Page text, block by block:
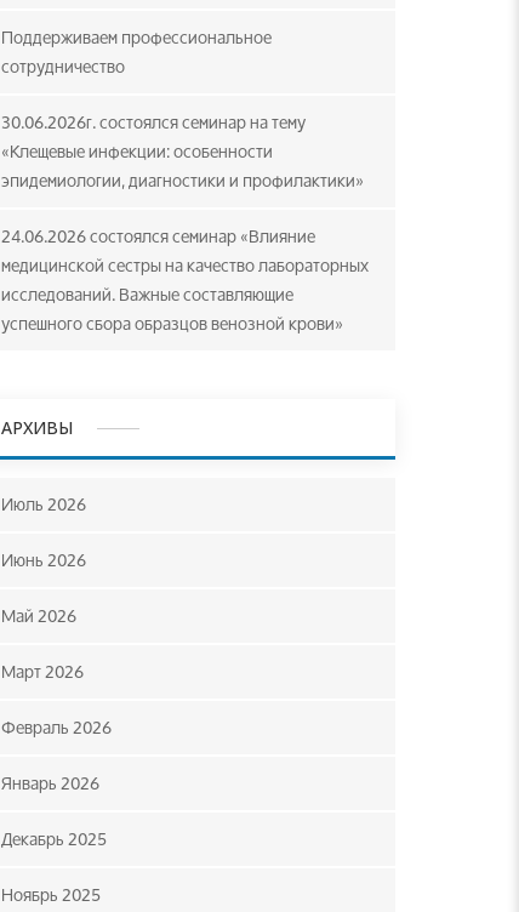
Поддерживаем профессиональное
сотрудничество
30.06.2026г. состоялся семинар на тему
«Клещевые инфекции: особенности
эпидемиологии, диагностики и профилактики»
24.06.2026 состоялся семинар «Влияние
медицинской сестры на качество лабораторных
исследований. Важные составляющие
успешного сбора образцов венозной крови»
АРХИВЫ
Июль 2026
Июнь 2026
Май 2026
Март 2026
Февраль 2026
Январь 2026
Декабрь 2025
Ноябрь 2025